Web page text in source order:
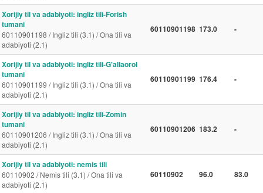
Xorijiy til va adabiyoti: ingliz tili-Forish
tumani
60110901198 / Ingliz tili (3.1) / Ona tili va
adabiyoti (2.1)
60110901198 173.0 -
Xorijiy til va adabiyoti: ingliz tili-G'allaorol
tumani
60110901199 / Ingliz tili (3.1) / Ona tili va
adabiyoti (2.1)
60110901199 176.4 -
Xorijiy til va adabiyoti: ingliz tili-Zomin
tumani
60110901206 / Ingliz tili (3.1) / Ona tili va
adabiyoti (2.1)
60110901206 183.2 -
Xorijiy til va adabiyoti: nemis tili
60110902 / Nemis tili (3.1) / Ona tili va
adabiyoti (2.1)
60110902 96.0 83.0